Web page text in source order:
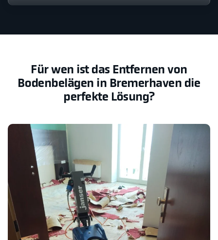
Für wen ist das Entfernen von
Bodenbelägen in Bremerhaven die
perfekte Lösung?